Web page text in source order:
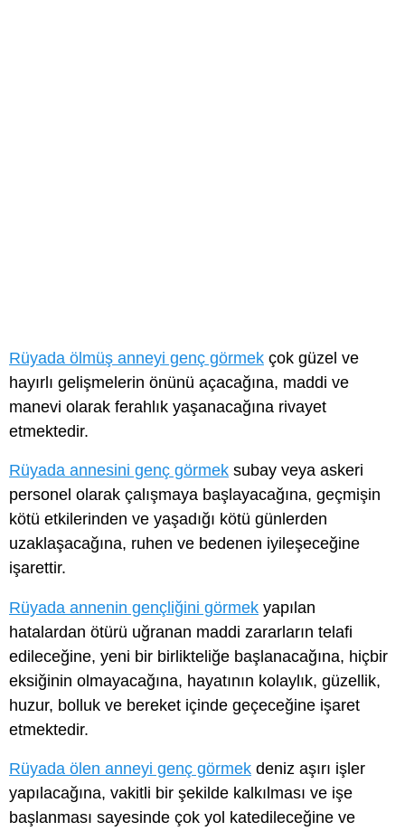
Rüyada ölmüş anneyi genç görmek çok güzel ve
hayırlı gelişmelerin önünü açacağına, maddi ve
manevi olarak ferahlık yaşanacağına rivayet
etmektedir.
Rüyada annesini genç görmek subay veya askeri
personel olarak çalışmaya başlayacağına, geçmişin
kötü etkilerinden ve yaşadığı kötü günlerden
uzaklaşacağına, ruhen ve bedenen iyileşeceğine
işarettir.
Rüyada annenin gençliğini görmek yapılan
hatalardan ötürü uğranan maddi zararların telafi
edileceğine, yeni bir birlikteliğe başlanacağına, hiçbir
eksiğinin olmayacağına, hayatının kolaylık, güzellik,
huzur, bolluk ve bereket içinde geçeceğine işaret
etmektedir.
Rüyada ölen anneyi genç görmek deniz aşırı işler
yapılacağına, vakitli bir şekilde kalkılması ve işe
başlanması sayesinde çok yol katedileceğine ve